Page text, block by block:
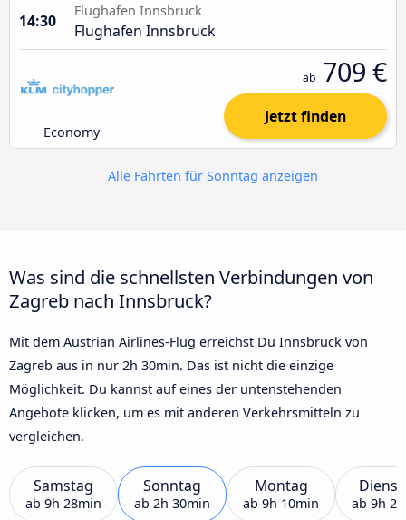
14:30
Flughafen Innsbruck
Flughafen Innsbruck
Economy
ab 709 €
Jetzt finden
Alle Fahrten für Sonntag anzeigen
Was sind die schnellsten Verbindungen von
Zagreb nach Innsbruck?
Mit dem Austrian Airlines-Flug erreichst Du Innsbruck von
Zagreb aus in nur 2h 30min. Das ist nicht die einzige
Möglichkeit. Du kannst auf eines der untenstehenden
Angebote klicken, um es mit anderen Verkehrsmitteln zu
vergleichen.
Samstag
ab 9h 28min
Sonntag
ab 2h 30min
Montag
ab 9h 10min ab 9h